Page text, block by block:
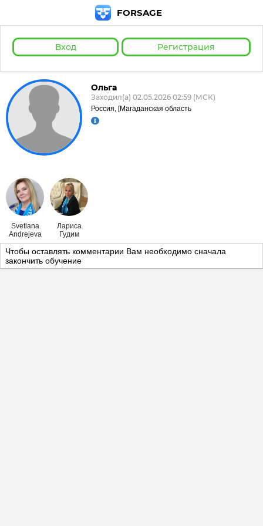
FORSAGE
Вход Регистрация
Ольга
Заходил(а) 02.05.2026 02:59 (МСК)
Россия, [Магаданская область
Svetlana
Andrejeva
Лариса
Гудим
Чтобы оставлять комментарии Вам необходимо сначала
закончить обучение